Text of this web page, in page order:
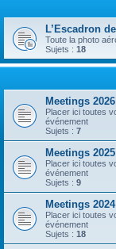
L’Escadron
Toute la photo
Sujets : 18
Meetings 2026
Placer ici toutes
événement
Sujets : 7
Meetings 2025
Placer ici toutes
événement
Sujets : 9
Meetings 2024
Placer ici toutes
événement
Sujets : 18